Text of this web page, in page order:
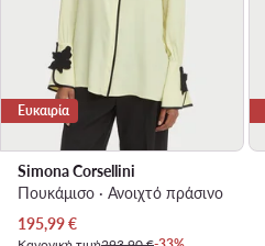
Ευκαιρία
Simona Corsellini
Πουκάμισο · Ανοιχτό πράσινο
Τρέχουσα τιμή
195,99€